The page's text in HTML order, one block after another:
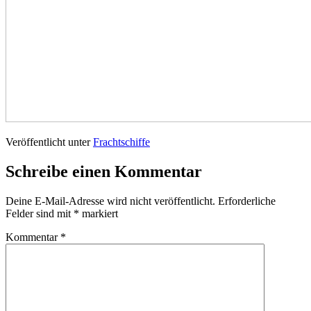
Veröffentlicht unter Frachtschiffe
Schreibe einen Kommentar
Deine E-Mail-Adresse wird nicht veröffentlicht. Erforderliche
Felder sind mit * markiert
Kommentar *